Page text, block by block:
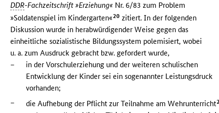
DDR-Fachzeitschrift »Erziehung« Nr. 6/83 zum Problem
»Soldatenspiel im Kindergarten«20 zitiert. In der folgenden
Diskussion wurde in herabwürdigender Weise gegen das
einheitliche sozialistische Bildungssystem polemisiert, wobei
u. a. zum Ausdruck gebracht bzw. gefordert wurde,
–
in der Vorschulerziehung und der weiteren schulischen
Entwicklung der Kinder sei ein sogenannter Leistungsdruck
vorhanden;
–
die Aufhebung der Pflicht zur Teilnahme am Wehrunterricht